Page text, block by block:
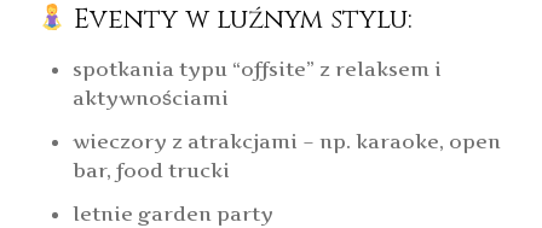
Eventy w luźnym stylu:
spotkania typu “offsite” z relaksem i
aktywnościami
wieczory z atrakcjami – np. karaoke, open
bar, food trucki
letnie garden party